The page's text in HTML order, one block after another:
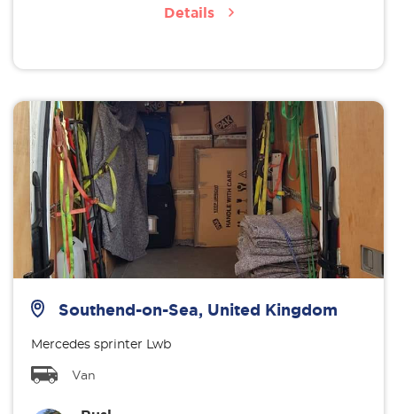
Details
Southend-on-Sea, United Kingdom
Mercedes sprinter Lwb
Van